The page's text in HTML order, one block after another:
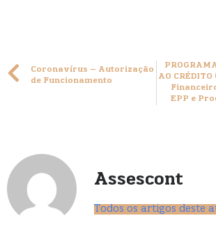
Coronavírus – Autorização
de Funcionamento
AO
EPP e
Assescont
Todos os artigos deste